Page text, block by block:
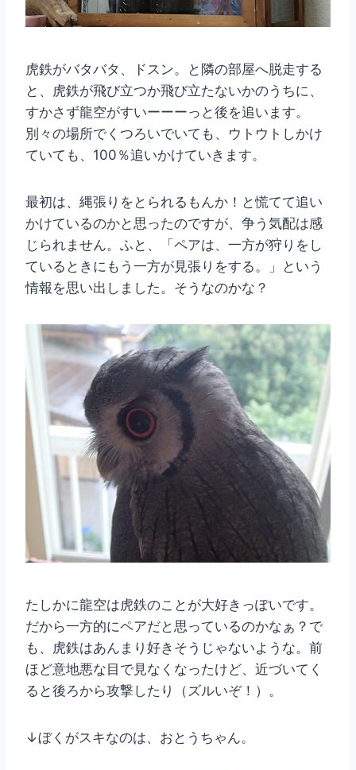
虎鉄がバタバタ、ドスン。と隣の部屋へ脱走する
と、虎鉄が飛び立つか飛び立たないかのうちに、
すかさず龍空がすいーーーっと後を追います。
別々の場所でくつろいでいても、ウトウトしかけ
ていても、100％追いかけていきます。
最初は、縄張りをとられるもんか！と慌てて追い
かけているのかと思ったのですが、争う気配は感
じられません。ふと、「ペアは、一方が狩りをし
ているときにもう一方が見張りをする。」という
情報を思い出しました。そうなのかな？
たしかに龍空は虎鉄のことが大好きっぽいです。
だから一方的にペアだと思っているのかなぁ？で
も、虎鉄はあんまり好きそうじゃないような。前
ほど意地悪な目で見なくなったけど、近づいてく
ると後ろから攻撃したり（ズルいぞ！）。
↓ぼくがスキなのは、おとうちゃん。